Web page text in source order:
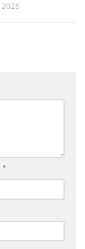
2026
*